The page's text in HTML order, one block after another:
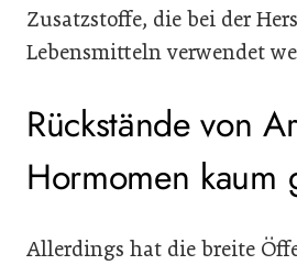
Zusatzstoffe, die bei der
Lebensmitteln verwendet
Rückstände von
Hormomen kaum
Allerdings hat die breite